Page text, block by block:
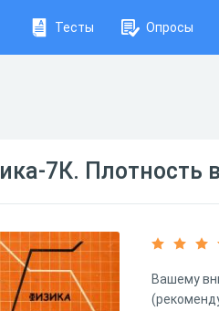
Тесты Опросы
7К. Плотность
Вашему